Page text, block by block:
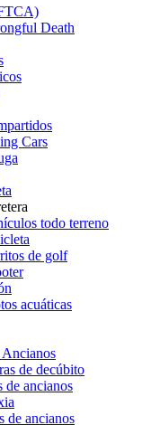
Death
Cars
todo terreno
de golf
acuáticas
Ancianos
de decúbito
de ancianos
de ancianos